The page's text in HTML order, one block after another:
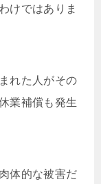
けではありま
れた人がその
業補償も発生
体的な被害だ